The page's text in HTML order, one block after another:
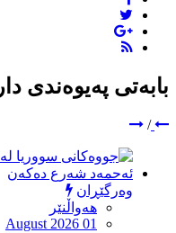
بابەتی پەیوەندی دار
/
وەرگێڕان
هەواڵنێر
August 2026 01